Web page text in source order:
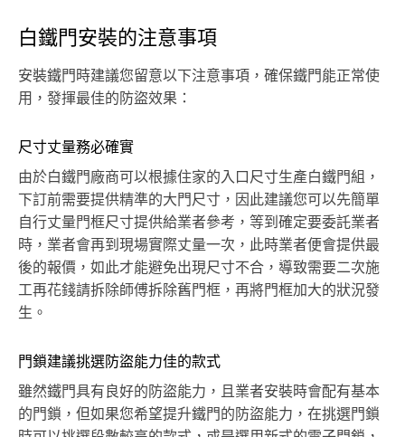
白鐵門安裝的注意事項
安裝鐵門時建議您留意以下注意事項，確保鐵門能正常使
用，發揮最佳的防盜效果：
尺寸丈量務必確實
由於白鐵門廠商可以根據住家的入口尺寸生產白鐵門組，
下訂前需要提供精準的大門尺寸，因此建議您可以先簡單
自行丈量門框尺寸提供給業者參考，等到確定要委託業者
時，業者會再到現場實際丈量一次，此時業者便會提供最
後的報價，如此才能避免出現尺寸不合，導致需要二次施
工再花錢請拆除師傅拆除舊門框，再將門框加大的狀況發
生。
門鎖建議挑選防盜能力佳的款式
雖然鐵門具有良好的防盜能力，且業者安裝時會配有基本
的門鎖，但如果您希望提升鐵門的防盜能力，在挑選門鎖